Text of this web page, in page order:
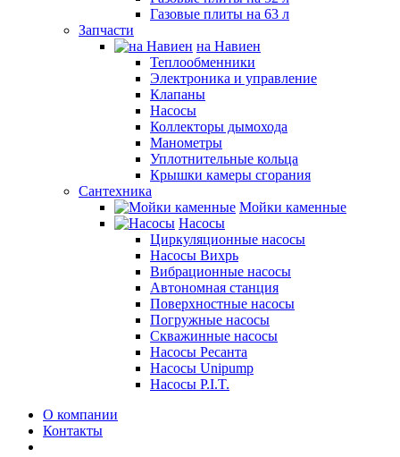
Газовые плиты на 63 л
Запчасти
на Навиен
Теплообменники
Электроника и управление
Клапаны
Насосы
Коллекторы дымохода
Манометры
Уплотнительные кольца
Крышки камеры сгорания
Сантехника
Мойки каменные
Насосы
Циркуляционные насосы
Насосы Вихрь
Вибрационные насосы
Автономная станция
Поверхностные насосы
Погружные насосы
Скважинные насосы
Насосы Ресанта
Насосы Unipump
Насосы P.I.T.
О компании
Контакты